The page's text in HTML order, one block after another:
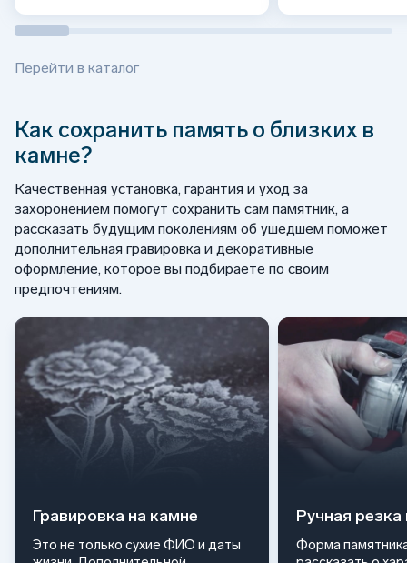
Перейти в каталог
Как сохранить память о близких в
камне?
Качественная установка, гарантия и уход за
захоронением помогут сохранить сам памятник, а
рассказать будущим поколениям об ушедшем поможет
дополнительная гравировка и декоративные
оформление, которое вы подбираете по своим
предпочтениям.
Гравировка на камне
Это не только сухие ФИО и даты
Ручная
Форма